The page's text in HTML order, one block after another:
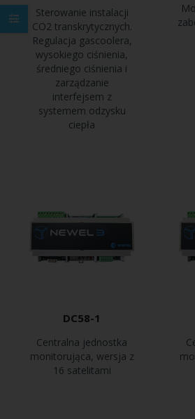
Sterowanie instalacji
CO2 transkrytycznych.
Regulacja gascoolera,
wysokiego ciśnienia,
średniego ciśnienia i
zarządzanie
interfejsem z
systemem odzysku
ciepła
DC58-1
Centralna jednostka
monitorująca, wersja z
16 satelitami